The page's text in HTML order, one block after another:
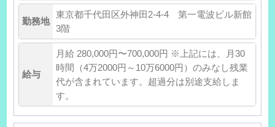
勤務地
東京都千代田区外神田2-4-4 第一電波ビル新館
3階
給与
月給 280,000円〜700,000円 ※上記には、月30
時間（4万2000円～10万6000円）のみなし残業
代が含まれています。超過分は別途支給しま
す。